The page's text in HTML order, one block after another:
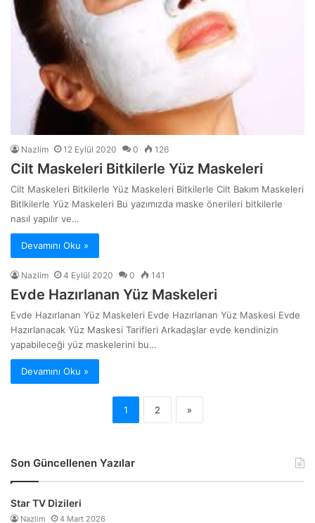
Nazlim 12 Eylül 2020 0 126
Cilt Maskeleri Bitkilerle Yüz Maskeleri
Cilt Maskeleri Bitkilerle Yüz Maskeleri Bitkilerle Cilt Bakım Maskeleri
Bitlkilerle Yüz Maskeleri Bu yazımızda maske önerileri bitkilerle
nasıl yapılır ve…
Devamını Oku »
Nazlim 4 Eylül 2020 0 141
Evde Hazırlanan Yüz Maskeleri
Evde Hazırlanan Yüz Maskeleri Evde Hazırlanan Yüz Maskesi Evde
Hazırlanacak Yüz Maskesi Tarifleri Arkadaşlar evde kendinizin
yapabileceği yüz maskelerini bu…
Devamını Oku »
1 2 »
Son Güncellenen Yazılar
Star TV Dizileri
Nazlim 4 Mart 2026